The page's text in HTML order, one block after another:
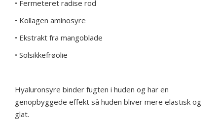
• Fermeteret radise rod
• Kollagen aminosyre
• Ekstrakt fra mangoblade
• Solsikkefrøolie
Hyaluronsyre binder fugten i huden og har en
genopbyggede effekt så huden bliver mere elastisk og
glat.